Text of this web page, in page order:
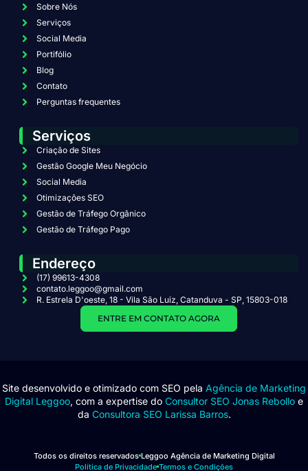
Sobre Nós
Serviços
Social Media
Portifólio
Blog
Contato
Perguntas frequentes
Serviços
Criação de Sites
Gestão Google Meu Negócio
Social Media
Otimizações SEO
Gestão de Tráfego Orgânico
Gestão de Tráfego Pago
Endereço
(17) 99613-4308
contato.leggoo@gmail.com
R. Estrela D'oeste, 18 - Vila São Luiz, Catanduva - SP, 15803-018
ENTRE EM CONTATO AGORA
Site desenvolvido e otimizado com SEO pela Agência de Marketing
Digital Leggoo, com a expertise do Consultor SEO Jonas Rebollo e
da Consultora SEO Larissa Barros.
Todos os direitos reservados Leggoo Agência de Marketing Digital
Política de Privacidade Termos e Condições